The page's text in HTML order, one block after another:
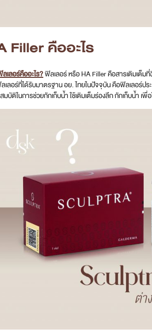
Filler คืออะไร
เลอร์คืออะไร?ฟิลเลอร์ หรือ HA Filler คือสารเติมเต็ม
เลอร์ที่ได้รับมาตรฐาน อย. ไทยในปัจจุบัน คือฟิลเลอร์ปร
บัติในการช่วยกักเก็บน้ำ ใช้เติมเต็มร่องลึก กักเก็บน้ำ